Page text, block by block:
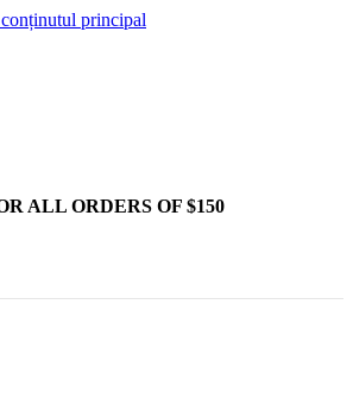
principal
ALL ORDERS OF $150